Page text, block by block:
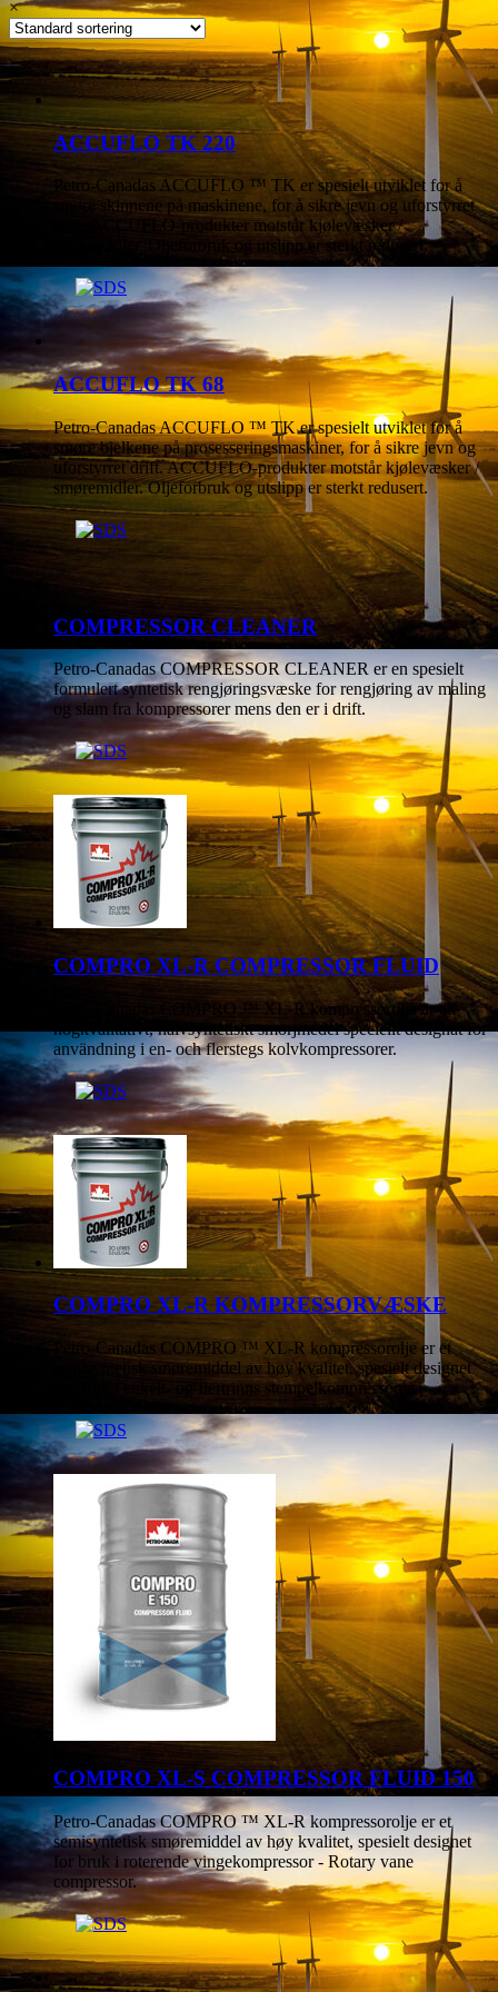
×
ACCUFLO TK 220
Petro-Canadas ACCUFLO ™ TK er spesielt utviklet for å
smøre skinnene på maskinene, for å sikre jevn og uforstyrret
drift. ACCUFLO-produkter motstår kjølevæsker /
smøremidler. Oljeforbruk og utslipp er sterkt redusert.
ACCUFLO TK 68
Petro-Canadas ACCUFLO ™ TK er spesielt utviklet for å
smøre bjelkene på prosesseringsmaskiner, for å sikre jevn og
uforstyrret drift. ACCUFLO-produkter motstår kjølevæsker /
smøremidler. Oljeforbruk og utslipp er sterkt redusert.
COMPRESSOR CLEANER
Petro-Canadas COMPRESSOR CLEANER er en spesielt
formulert syntetisk rengjøringsvæske for rengjøring av maling
og slam fra kompressorer mens den er i drift.
COMPRO XL-R COMPRESSOR FLUID
Petro-Canadas COMPRO ™ XL-R kompressorolja är ett
högkvalitativt, halvsyntetiskt smörjmedel speciellt designat för
användning i en- och flerstegs kolvkompressorer.
COMPRO XL-R KOMPRESSORVÆSKE
Petro-Canadas COMPRO ™ XL-R kompressorolje er et
semisyntetisk smøremiddel av høy kvalitet, spesielt designet
for bruk i enkelt- og flertrinns stempelkompressorer.
COMPRO XL-S COMPRESSOR FLUID 150
Petro-Canadas COMPRO ™ XL-R kompressorolje er et
semisyntetisk smøremiddel av høy kvalitet, spesielt designet
for bruk i roterende vingekompressor - Rotary vane
compressor.